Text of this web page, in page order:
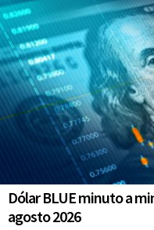
Dólar BLUE minuto a
agosto 2026